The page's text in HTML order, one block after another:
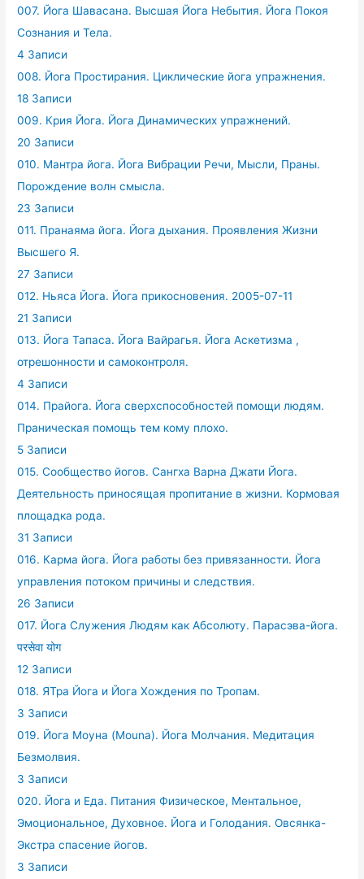
007. Йога Шавасана. Высшая Йога Небытия. Йога Покоя
Сознания и Тела.
4 Записи
008. Йога Простирания. Циклические йога упражнения.
18 Записи
009. Крия Йога. Йога Динамических упражнений.
20 Записи
010. Мантра йога. Йога Вибрации Речи, Мысли, Праны.
Порождение волн смысла.
23 Записи
011. Пранаяма йога. Йога дыхания. Проявления Жизни
Высшего Я.
27 Записи
012. Ньяса Йога. Йога прикосновения. 2005-07-11
21 Записи
013. Йога Тапаса. Йога Вайрагья. Йога Аскетизма ,
отрешонности и самоконтроля.
4 Записи
014. Прайога. Йога сверхспособностей помощи людям.
Праническая помощь тем кому плохо.
5 Записи
015. Сообщество йогов. Сангха Варна Джати Йога.
Деятельность приносящая пропитание в жизни. Кормовая
площадка рода.
31 Записи
016. Карма йога. Йога работы без привязанности. Йога
управления потоком причины и следствия.
26 Записи
017. Йога Служения Людям как Абсолюту. Парасэва-йога.
परसेवा योग
12 Записи
018. ЯТра Йога и Йога Хождения по Тропам.
3 Записи
019. Йога Моуна (Mouna). Йога Молчания. Медитация
Безмолвия.
3 Записи
020. Йога и Еда. Питания Физическое, Ментальное,
Эмоциональное, Духовное. Йога и Голодания. Овсянка-
Экстра спасение йогов.
3 Записи